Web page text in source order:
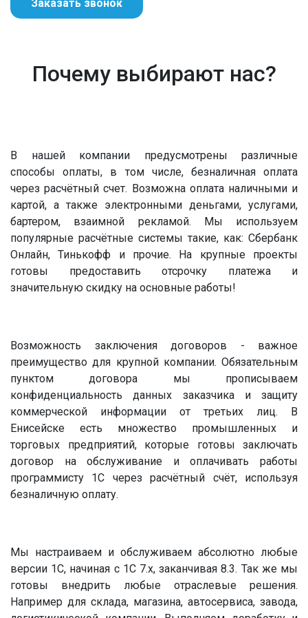
Заказать звонок
Почему выбирают нас?
В нашей компании предусмотрены различные
способы оплаты, в том числе, безналичная оплата
через расчётный счет. Возможна оплата наличными и
картой, а также электронными деньгами, услугами,
бартером, взаимной рекламой. Мы используем
популярные расчётные системы такие, как: Сбербанк
Онлайн, Тинькофф и прочие. На крупные проекты
готовы предоставить отсрочку платежа и
значительную скидку на основные работы!
Возможность заключения договоров - важное
преимущество для крупной компании. Обязательным
пунктом договора мы прописываем
конфиденциальность данных заказчика и защиту
коммерческой информации от третьих лиц. В
Енисейске есть множество промышленных и
торговых предприятий, которые готовы заключать
договор на обслуживание и оплачивать работы
программисту 1С через расчётный счёт, используя
безналичную оплату.
Мы настраиваем и обслуживаем абсолютно любые
версии 1С, начиная с 1С 7.х, заканчивая 8.3. Так же мы
готовы внедрить любые отраслевые решения.
Например для склада, магазина, автосервиса, завода,